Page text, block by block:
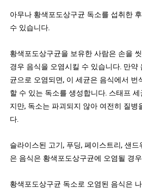
아무나 황색포도상구균 독소를 섭취한
수 있습니다.
황색포도상구균을 보유한 사람은 손을
경우 음식을 오염시킬 수 있습니다. 만약
균으로 오염되면, 이 세균은 음식에서 번
할 수 있는 독소를 생성합니다. 스태프
지만, 독소는 파괴되지 않아 여전히 질병
다.
슬라이스된 고기, 푸딩, 페이스트리, 샌
은 음식은 황색포도상구균에 오염될 경
황색포도상구균 독소로 오염된 음식은